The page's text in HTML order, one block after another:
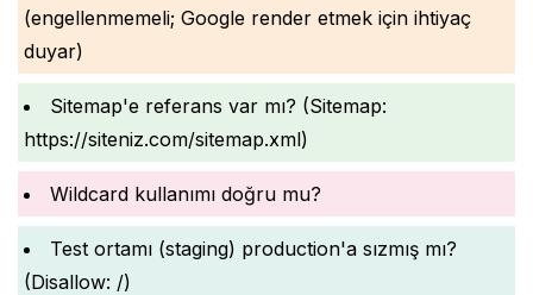
(engellenmemeli; Google render etmek için ihtiyaç
duyar)
Sitemap'e referans var mı? (Sitemap:
https://siteniz.com/sitemap.xml)
Wildcard kullanımı doğru mu?
Test ortamı (staging) production'a sızmış mı?
(Disallow: /)